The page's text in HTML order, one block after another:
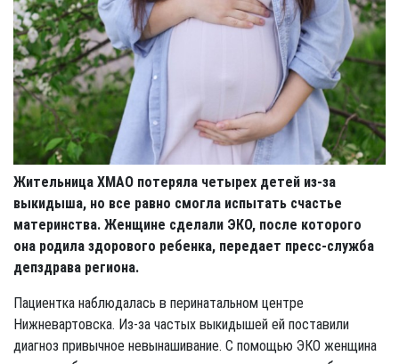
Жительница ХМАО потеряла четырех детей из-за
выкидыша, но все равно смогла испытать счастье
материнства. Женщине сделали ЭКО, после которого
она родила здорового ребенка, передает пресс-служба
депздрава региона.
Пациентка наблюдалась в перинатальном центре
Нижневартовска. Из-за частых выкидышей ей поставили
диагноз привычное невынашивание. С помощью ЭКО женщина